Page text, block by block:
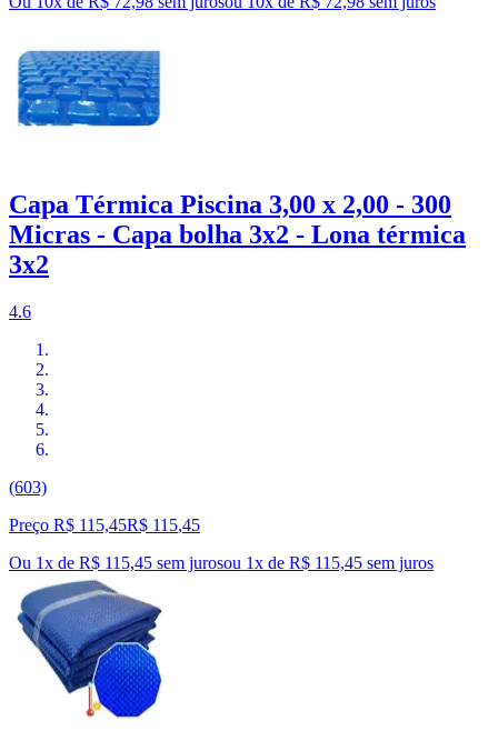
Capa Térmica Piscina 3,00 x 2,00 - 300
Micras - Capa bolha 3x2 - Lona térmica
3x2
4.6
(603)
Preço R$ 115,45R$ 115,45
Ou 1x de R$ 115,45 sem jurosou 1x de R$ 115,45 sem juros